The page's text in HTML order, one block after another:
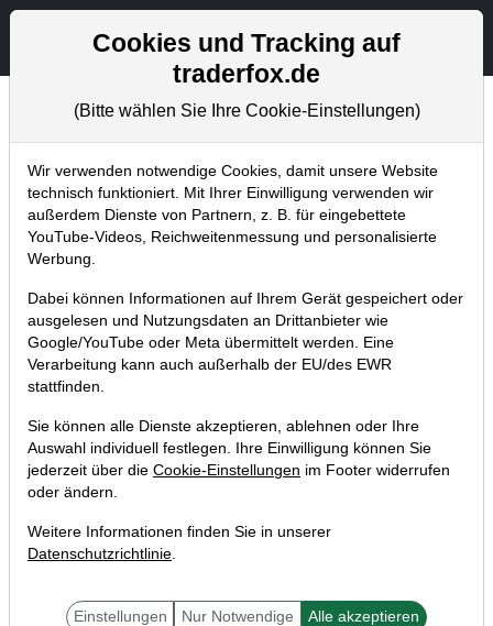
Aktien- und Artikelsuche
Trader-Blog
Home Blog Trader-Blog
Das sind meine 3
Lieblingsindikatoren: So findest du
damit spannende Aktien!
23.02.2021 um 11:43 Uhr |A. Zehetner
Cookies und Tracking auf
traderfox.de
(Bitte wählen Sie Ihre Cookie-Einstellungen)
Wir verwenden notwendige Cookies, damit unsere Website
technisch funktioniert. Mit Ihrer Einwilligung verwenden wir
außerdem Dienste von Partnern, z. B. für eingebettete
YouTube-Videos, Reichweitenmessung und personalisierte
Werbung.
Dabei können Informationen auf Ihrem Gerät gespeichert oder
ausgelesen und Nutzungsdaten an Drittanbieter wie
Google/YouTube oder Meta übermittelt werden. Eine
Verarbeitung kann auch außerhalb der EU/des EWR
stattfinden.
Sie können alle Dienste akzeptieren, ablehnen oder Ihre
Auswahl individuell festlegen. Ihre Einwilligung können Sie
jederzeit über die Cookie-Einstellungen im Footer widerrufen
oder ändern.
Weitere Informationen finden Sie in unserer
Datenschutzrichtlinie.
Einstellungen Nur Notwendige Alle akzeptieren